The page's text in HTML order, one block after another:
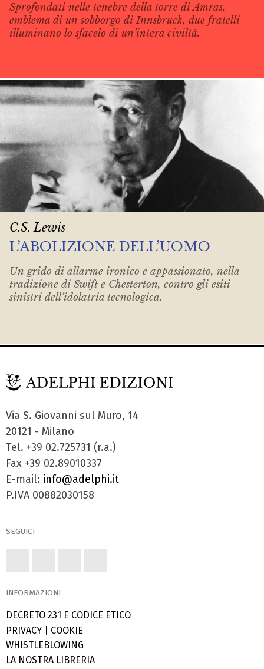
Sprofondati nelle tenebre della torre di Amras,
emblema di un sobborgo di Innsbruck, due fratelli
illuminano lo sfacelo di un’intera civiltà.
C.S. Lewis
L’ABOLIZIONE DELL’UOMO
Un grido di allarme ironico e appassionato, nella
tradizione di Swift e Chesterton, contro gli esiti
sinistri dell’idolatria tecnologica.
Via S. Giovanni sul Muro, 14
20121 - Milano
Tel. +39 02.725731 (r.a.)
Fax +39 02.89010337
E-mail: info@adelphi.it
P.IVA 00882030158
SEGUICI
INFORMAZIONI
DECRETO 231 E CODICE ETICO
PRIVACY
COOKIE
WHISTLEBLOWING
LA NOSTRA LIBRERIA